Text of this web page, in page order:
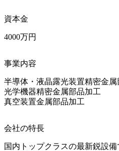
資本金
4000万円
事業内容
半導体・液晶露光装置精密金属
光学機器精密金属部品加工
真空装置金属部品加工
会社の特長
国内トップクラスの最新鋭設